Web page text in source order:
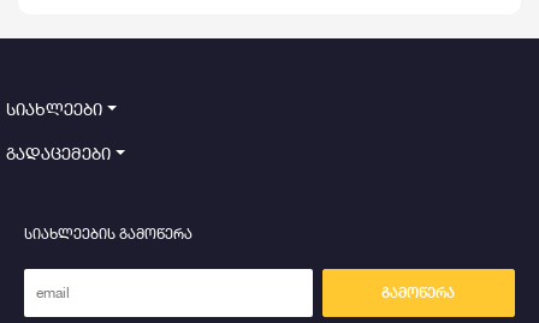
სიახლეები
გადაცემები
სიახლეების გამოწერა
გამოწერა